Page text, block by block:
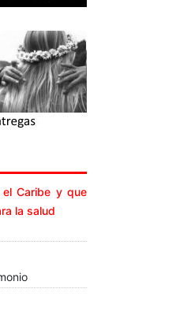
Caribe y que
la salud